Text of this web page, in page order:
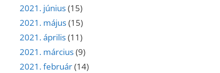
2021. június(15)
2021. május(15)
2021. április(11)
2021. március(9)
2021. február(14)